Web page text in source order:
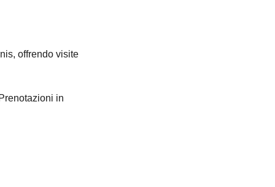
offrendo visite
in